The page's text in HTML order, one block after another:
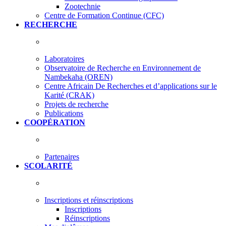
Zootechnie
Centre de Formation Continue (CFC)
RECHERCHE
Laboratoires
Observatoire de Recherche en Environnement de
Nambekaha (OREN)
Centre Africain De Recherches et d’applications sur le
Karité (CRAK)
Projets de recherche
Publications
COOPÉRATION
Partenaires
SCOLARITÉ
Inscriptions et réinscriptions
Inscriptions
Réinscriptions